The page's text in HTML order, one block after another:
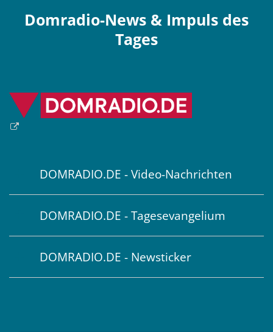
Domradio-News & Impuls des
Tages
DOMRADIO.DE - Video-Nachrichten
DOMRADIO.DE - Tagesevangelium
DOMRADIO.DE - Newsticker